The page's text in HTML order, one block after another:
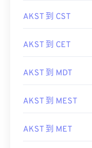
AKST 到 CST
AKST 到 CET
AKST 到 MDT
AKST 到 MEST
AKST 到 MET